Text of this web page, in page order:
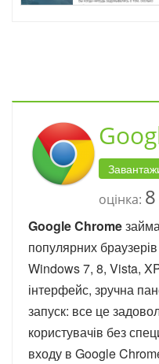
оцінка: 8
Google Chrome
популярних
Windows 7, 8, Vista,
інтерфейс, зручна
запуск: все це
користувачів без
входу в Google